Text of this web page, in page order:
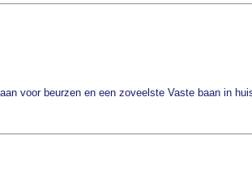
voor beurzen en een zoveelste Vaste baan in